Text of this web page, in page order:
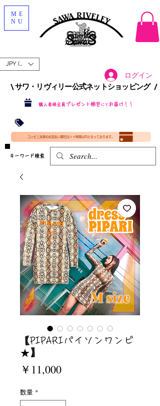
JPY (¥)
ログイン
\ サワ・リヴィリー公式ネットショッピング /​
購入者様全員 プレゼント梱包 にて お届け！！
​(35000円（税込）未満のご購入は全国送料890円（沖縄・北海道除く）（梱包手数料込み）
コンビニ決済のお支払い期日は２４時間以内となっております。
​キーワード検索
ME
NU
【PIPARIパイソンワンピ
★】
￥11,000価
数量 *